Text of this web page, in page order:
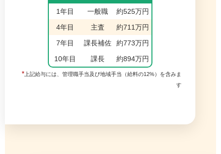
1年目
一般職
約525万円
4年目
主査
約711万円
7年目
課長補佐
約773万円
10年目
課長
約894万円
* 上記給与には、管理職手当及び地域手当（給料の12%）を含みま
す